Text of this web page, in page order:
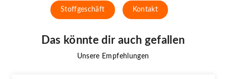
Stoffgeschäft Kontakt
Das könnte dir auch gefallen
Unsere Empfehlungen